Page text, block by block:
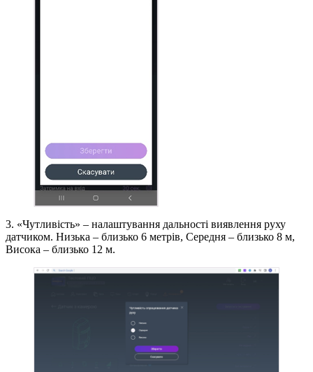
3. «Чутливість» – налаштування дальності виявлення руху
датчиком. Низька – близько 6 метрів, Середня – близько 8 м,
Висока – близько 12 м.